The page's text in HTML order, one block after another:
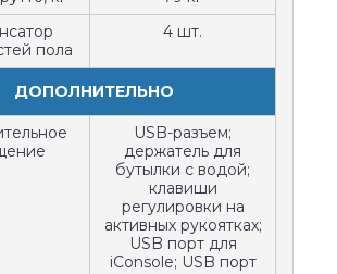
пола
4 шт.
ДОПОЛНИТЕЛЬНО
USB-разъем;
держатель для
бутылки с водой;
клавиши
регулировки на
активных рукоятках;
USB порт для
iConsole; USB порт